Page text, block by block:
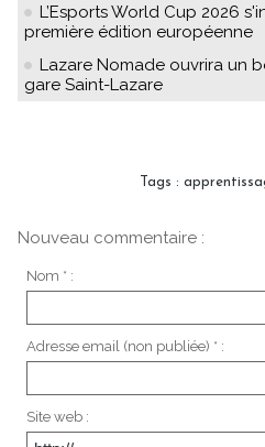
L’Esports World Cup 2026
première édition européenne
Lazare Nomade ouvrira un
gare Saint-Lazare
Tags :
Nouveau commentaire :
Nom * :
Adresse email (non publiée) * :
Site web :